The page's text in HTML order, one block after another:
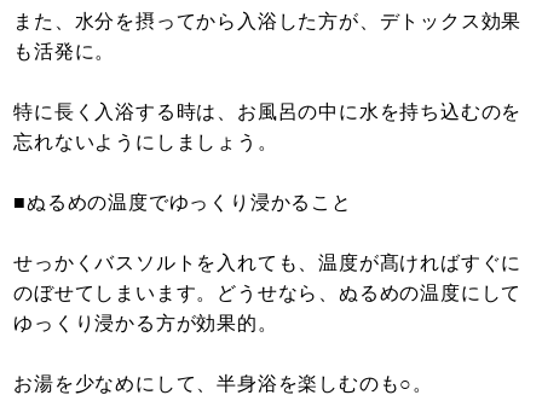
また、水分を摂ってから入浴した方が、デトックス効果
も活発に。
特に長く入浴する時は、お風呂の中に水を持ち込むのを
忘れないようにしましょう。
■ぬるめの温度でゆっくり浸かること
せっかくバスソルトを入れても、温度が髙ければすぐに
のぼせてしまいます。どうせなら、ぬるめの温度にして
ゆっくり浸かる方が効果的。
お湯を少なめにして、半身浴を楽しむのも○。